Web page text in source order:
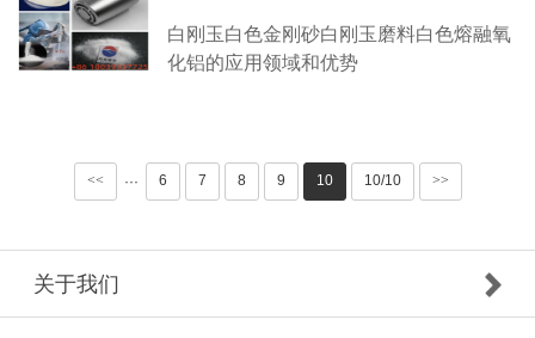
白刚玉白色金刚砂白刚玉磨料白色熔融氧
化铝的应用领域和优势
<< ··· 6 7 8 9 10 10/10 >>
关于我们